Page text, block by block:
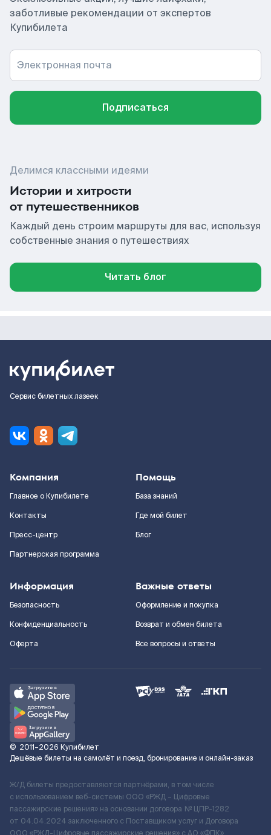
заботливые рекомендации от экспертов
Купибилета
Электронная почта
Подписаться
Делимся классными идеями
Истории и хитрости
от путешественников
Каждый день строим маршруты для вас, используя
собственные знания о путешествиях
Читать блог
Сервис билетных лазеек
Компания
Главное о Купибилете
Контакты
Пресс-центр
Партнерская программа
Помощь
База знаний
Где мой билет
Блог
Информация
Безопасность
Конфиденциальность
Оферта
Важные ответы
Оформление и покупка
Возврат и обмен билета
Все вопросы и ответы
© 2011–2026 Купибилет
Дешёвые билеты на самолёт и поезд, бронирование и онлайн-заказ
Ж/Д билеты предоставляются партнёрами, в том числе
с использованием веб-системы ООО «РЖД – Цифровые
пассажирские решения» на основании договора № ЦПР-1282
от 04.04.2024 заключенного с Поставщиком услуг и Договора